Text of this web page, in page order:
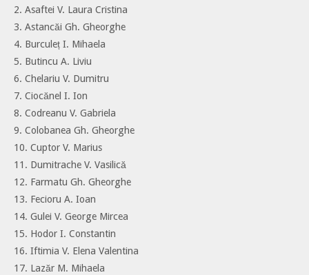
2. Asaftei V. Laura Cristina
3. Astancăi Gh. Gheorghe
4. Burculeț I. Mihaela
5. Butincu A. Liviu
6. Chelariu V. Dumitru
7. Ciocănel I. Ion
8. Codreanu V. Gabriela
9. Colobanea Gh. Gheorghe
10. Cuptor V. Marius
11. Dumitrache V. Vasilică
12. Farmatu Gh. Gheorghe
13. Fecioru A. Ioan
14. Gulei V. George Mircea
15. Hodor I. Constantin
16. Iftimia V. Elena Valentina
17. Lazăr M. Mihaela